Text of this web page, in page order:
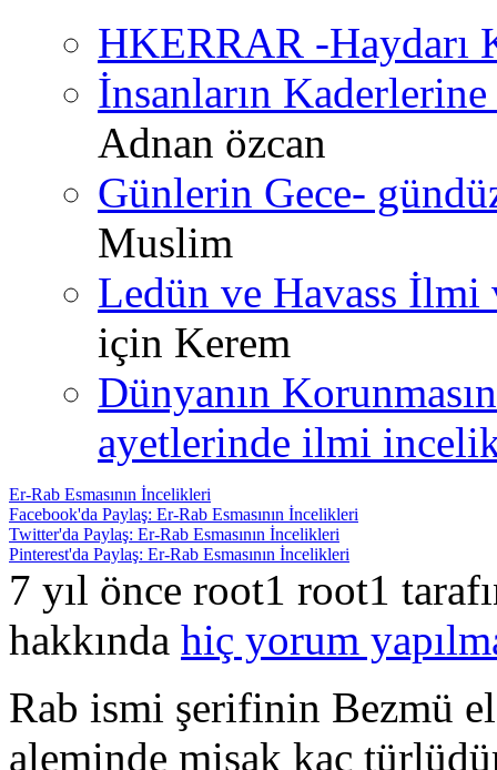
HKERRAR -Haydarı
İnsanların
Adnan özcan
Günlerin Gece-
Muslim
Ledün ve Havass İlmi
için Kerem
Dünyanın
ayetlerinde ilmi
Er-Rab Esmasının İncelikleri
Facebook'da Paylaş: Er-Rab Esmasının İncelikleri
Twitter'da Paylaş: Er-Rab Esmasının İncelikleri
Pinterest'da Paylaş: Er-Rab Esmasının İncelikleri
7 yıl önce root1 root1
hakkında hiç yorum
Rab ismi şerifinin Bezmü
aleminde misak kaç